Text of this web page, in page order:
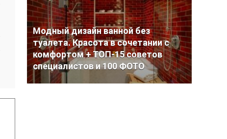
Модный дизайн ванной без
туалета. Красота в сочетании с
комфортом + ТОП-15 советов
специалистов и 100 ФОТО